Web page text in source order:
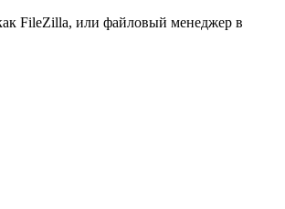
FileZilla, или файловый менеджер в